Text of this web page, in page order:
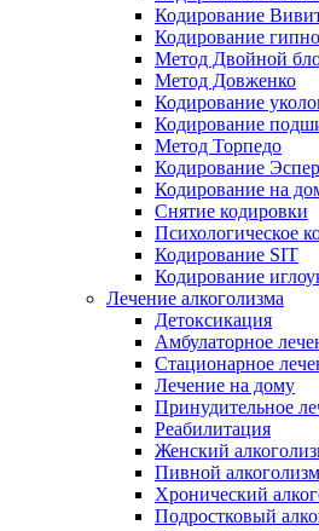
Кодирование
Кодирование
Метод Двойной
Метод Довженко
Кодирование
Кодирование
Метод Торпедо
Кодирование
Кодирование на
Снятие кодировки
Психологическое
Кодирование SIT
Кодирование
Лечение алкоголизма
Детоксикация
Амбулаторное
Стационарное
Лечение на дому
Принудительное
Реабилитация
Женский
Пивной алкоголизм
Хронический
Подростковый